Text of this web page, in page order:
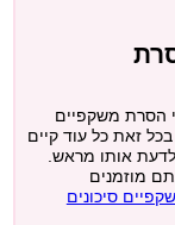
הסרת משקפיים
זאת כל עוד קיים
לדעת אותו מראש.
מוזמנים
סיכונים